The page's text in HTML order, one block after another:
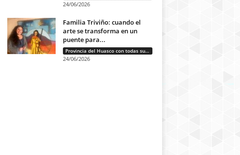
24/06/2026
Familia Triviño: cuando el
arte se transforma en un
puente para...
Provincia del Huasco con todas sus letras: Historias que unen cultura, diversidad e identidad
24/06/2026